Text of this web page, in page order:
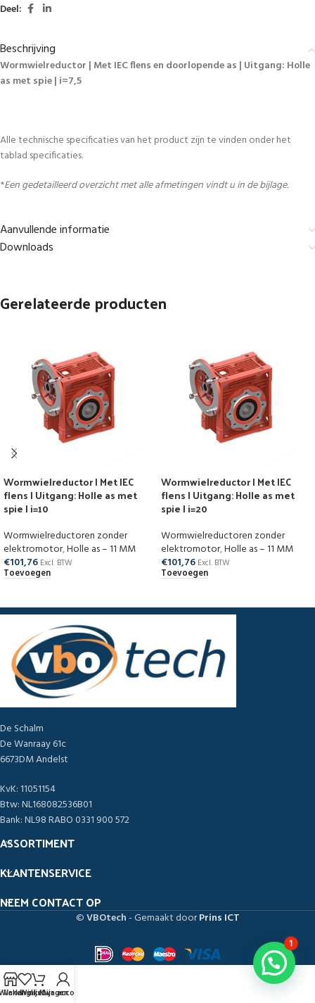
Deel:
Beschrijving
Wormwielreductor | Met IEC flens en doorlopende as | Uitgang: Holle
as met spie | i=7,5
Alle technische specificaties van het product zijn te vinden onder het
tablad specificaties.
*Een gedetailleerd overzicht met alle afmetingen vindt u in de bijlage.
Aanvullende informatie
Downloads
Gerelateerde producten
Wormwielreductor | Met IEC
flens | Uitgang: Holle as met
spie | i=10
Wormwielreductoren zonder
elektromotor,Holle as – 11 MM
€101,76 Excl. BTW
Toevoegen
Wormwielreductor | Met IEC
flens | Uitgang: Holle as met
spie | i=20
Wormwielreductoren zonder
elektromotor,Holle as – 11 MM
€101,76 Excl. BTW
Toevoegen
De Schalm
De Wanraay 61c
6673DM Andelst
KvK: 11051154
Btw: NL168082536B01
Bank: NL98 RABO 0331 900 572
ASSORTIMENT
KLANTENSERVICE
NEEM CONTACT OP
©VBOtech- Gemaakt doorPrins ICT
Verlanglijst
Winkelwagen
Mijn account
1